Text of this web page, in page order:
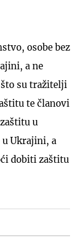
osobe bez
a ne
su tražitelji
te članovi
u
Ukrajini, a
dobiti zaštitu